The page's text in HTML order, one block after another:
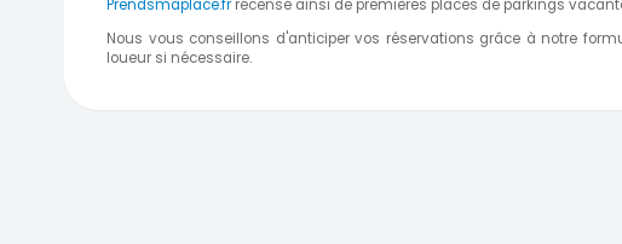
Prendsmaplace.fr recense ainsi de premières places de parkings
Nous vous conseillons d'anticiper vos réservations grâce à notre
loueur si nécessaire.